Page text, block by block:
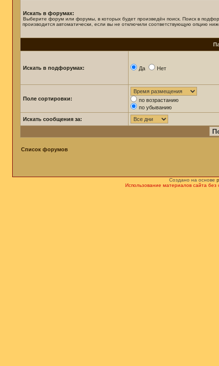
Искать в форумах:
Выберите форум или форумы, в которых будет произведён поиск. Поиск в
производится автоматически, если вы не отключили соответствующую опцию
Искать в подфорумах: Да Нет
Поле сортировки:
по возрастанию
по убыванию
Искать сообщения за:
Список форумов
Создано на основе
Использование материалов сайта